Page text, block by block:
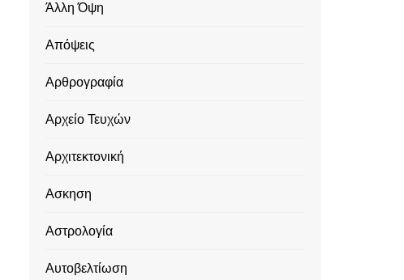
Άλλη Όψη
Απόψεις
Αρθρογραφία
Αρχείο Τευχών
Αρχιτεκτονική
Ασκηση
Αστρολογία
Αυτοβελτίωση